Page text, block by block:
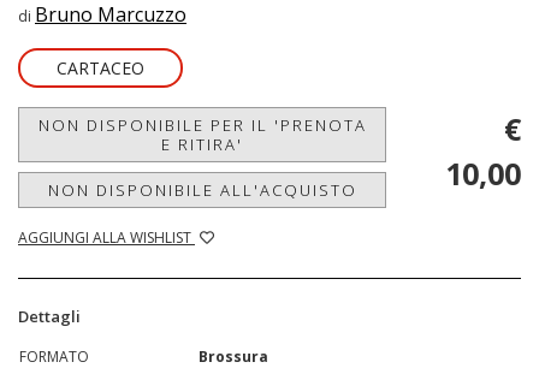
di Bruno Marcuzzo
CARTACEO
NON DISPONIBILE PER IL 'PRENOTA
E RITIRA'
NON DISPONIBILE ALL'ACQUISTO
AGGIUNGI ALLA WISHLIST
€
10,00
Dettagli
FORMATO
Brossura